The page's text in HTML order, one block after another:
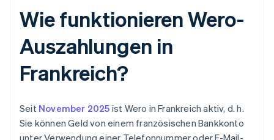
Wie funktionieren Wero-
Auszahlungen in
Frankreich?
Seit November 2025 ist Wero in Frankreich aktiv, d. h.
Sie können Geld von einem französischen Bankkonto